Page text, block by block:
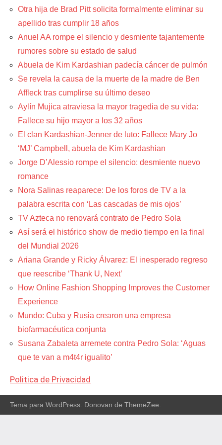
Otra hija de Brad Pitt solicita formalmente eliminar su
apellido tras cumplir 18 años
Anuel AA rompe el silencio y desmiente tajantemente
rumores sobre su estado de salud
Abuela de Kim Kardashian padecía cáncer de pulmón
Se revela la causa de la muerte de la madre de Ben
Affleck tras cumplirse su último deseo
Aylín Mujica atraviesa la mayor tragedia de su vida:
Fallece su hijo mayor a los 32 años
El clan Kardashian-Jenner de luto: Fallece Mary Jo
‘MJ’ Campbell, abuela de Kim Kardashian
Jorge D’Alessio rompe el silencio: desmiente nuevo
romance
Nora Salinas reaparece: De los foros de TV a la
palabra escrita con ‘Las cascadas de mis ojos’
TV Azteca no renovará contrato de Pedro Sola
Así será el histórico show de medio tiempo en la final
del Mundial 2026
Ariana Grande y Ricky Álvarez: El inesperado regreso
que reescribe ‘Thank U, Next’
How Online Fashion Shopping Improves the Customer
Experience
Mundo: Cuba y Rusia crearon una empresa
biofarmacéutica conjunta
Susana Zabaleta arremete contra Pedro Sola: ‘Aguas
que te van a m4t4r igualito’
Politica de Privacidad
Tema para WordPress: Donovan de ThemeZee.